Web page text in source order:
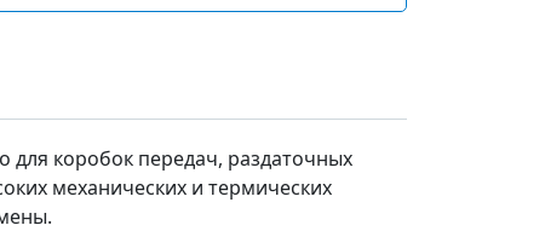
для коробок передач, раздаточных
механических и термических